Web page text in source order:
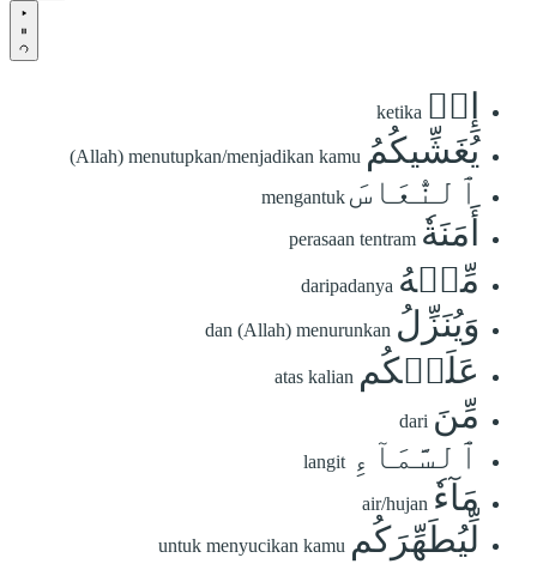
إِذۡ ketika
يُغَشِّيكُمُ (Allah) menutupkan/menjadikan kamu
ٱلنُّعَاسَ mengantuk
أَمَنَةٗ perasaan tentram
مِّنۡهُ daripadanya
وَيُنَزِّلُ dan (Allah) menurunkan
عَلَيۡكُم atas kalian
مِّنَ dari
ٱلسَّمَآءِ langit
مَآءٗ air/hujan
لِّيُطَهِّرَكُم untuk menyucikan kamu